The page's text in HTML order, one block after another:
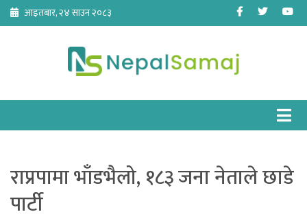
Skip
content
आइतबार, २४ साउन २०८३ Facebook
Twitter
राप्रपामा भाँडभैलो, १८३ जना नेताले छाडे
पार्टी